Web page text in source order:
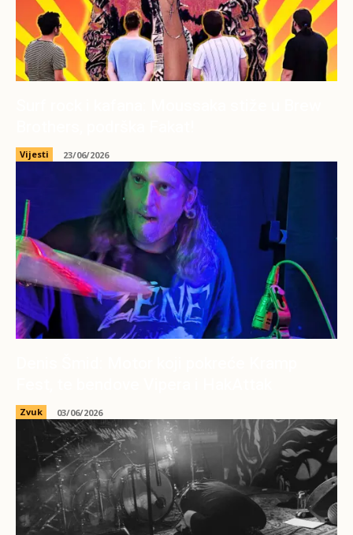
Vijesti 23/06/2026
Zvuk 03/06/2026